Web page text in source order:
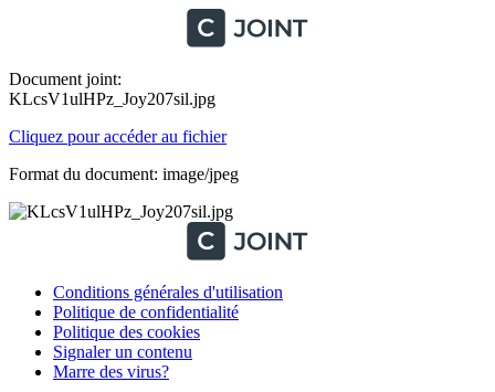
Document joint:
KLcsV1ulHPz_Joy207sil.jpg
Cliquez pour accéder au fichier
Format du document: image/jpeg
Conditions générales d'utilisation
Politique de confidentialité
Politique des cookies
Signaler un contenu
Marre des virus?